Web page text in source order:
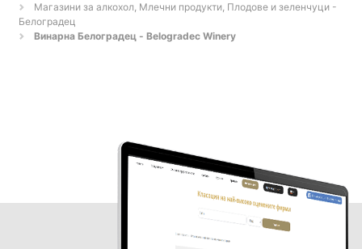
Магазини за алкохол, Млечни продукти, Плодове и зеленчуци -
Белоградец
Винарна Белоградец - Belogradec Winery